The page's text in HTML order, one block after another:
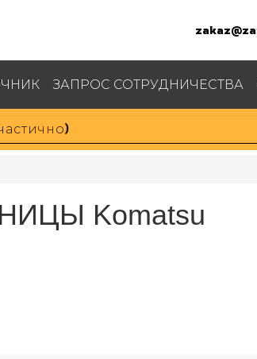
ЗАПРОС СОТРУДНИЧЕСТВА
Komatsu